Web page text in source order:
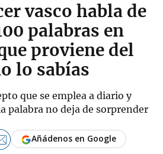
vasco habla de
palabras en
proviene del
lo sabías
que se emplea a diario y
palabra no deja de sorprender
Añádenos en Google